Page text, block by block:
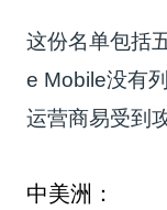
这份名单包括
e Mobile没有
运营商易受到
中美洲：